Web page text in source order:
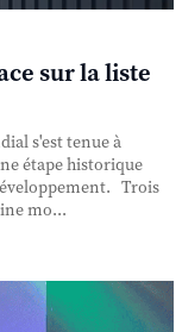
sur la liste
s'est tenue à
étape historique
Trois
mo...